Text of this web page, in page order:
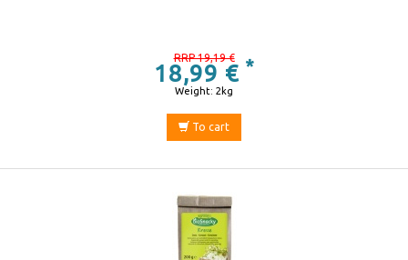
RRP 19,19 €
18,99 € *
Weight: 2kg
To cart